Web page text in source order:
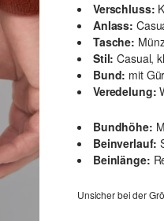
Verschluss:
Anlass:
Tasche:
Stil: Casual,
Bund: mit
Veredelung:
Bundhöhe:
Beinverlauf:
Beinlänge:
Unsicher bei der